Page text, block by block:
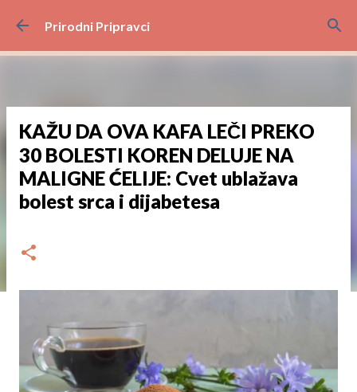
Preskoči na glavni sadržaj
Prirodni Pripravci
KAŽU DA OVA KAFA LEČI PREKO
30 BOLESTI KOREN DELUJE NA
MALIGNE ĆELIJE: Cvet ublažava
bolest srca i dijabetesa